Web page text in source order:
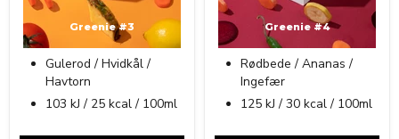
Greenie #3
Gulerod / Hvidkål /
Havtorn
103 kJ / 25 kcal / 100ml
Greenie #4
Rødbede / Ananas /
Ingefær
125 kJ / 30 kcal / 100ml